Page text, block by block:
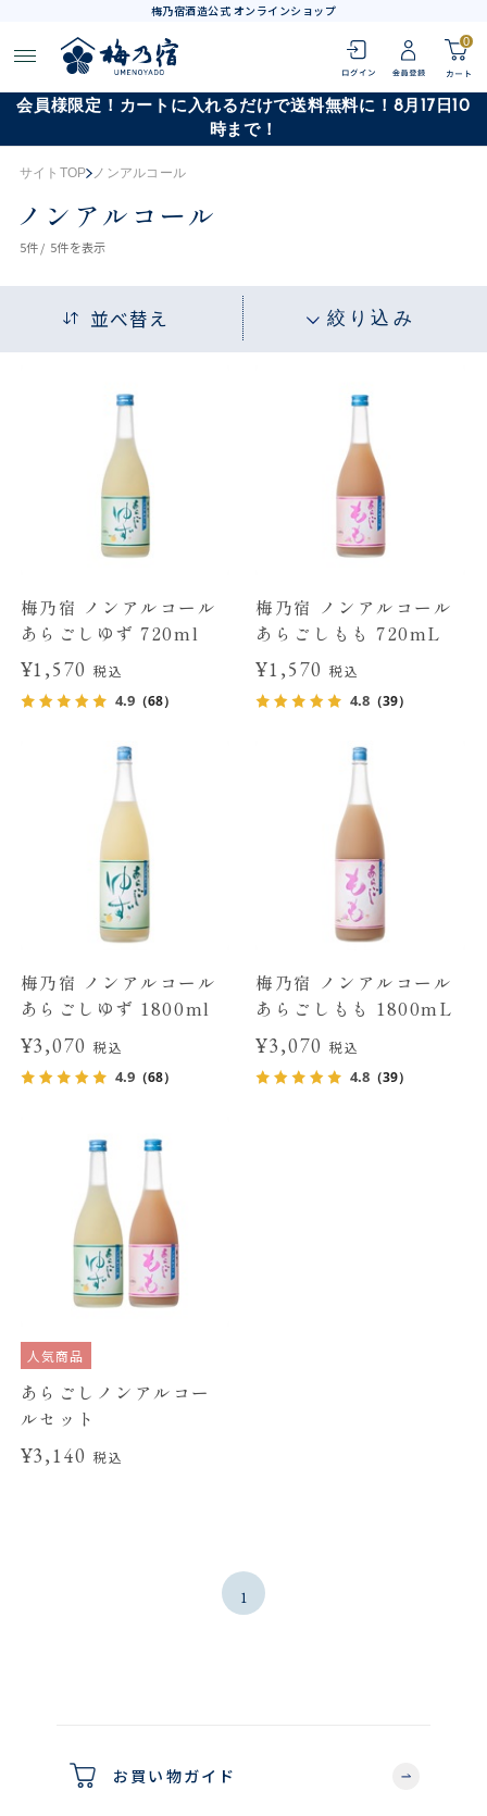
梅乃宿酒造公式 オンラインショップ
0
会員様限定！カートに入れるだけで送料無料に！8月17日10
時まで！
サイトTOP ノンアルコール
ノンアルコール
5件 / 5件を表示
並べ替え 絞り込み
梅乃宿 ノンアルコール
あらごしゆず 720ml
¥1,570税込
4.9（68）
梅乃宿 ノンアルコール
あらごしもも 720mL
¥1,570 税込
4.8 （39）
梅乃宿 ノンアルコール
あらごしゆず 1800ml
¥3,070税込
4.9（68）
梅乃宿 ノンアルコール
あらごしもも 1800mL
¥3,070 税込
4.8 （39）
人気商品
あらごしノンアルコー
ルセット
¥3,140税込
1
お買い物ガイド